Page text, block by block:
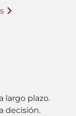
largo plazo.
decisión.